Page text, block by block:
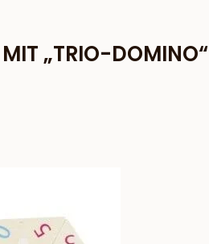
„TRIO-DOMINO“